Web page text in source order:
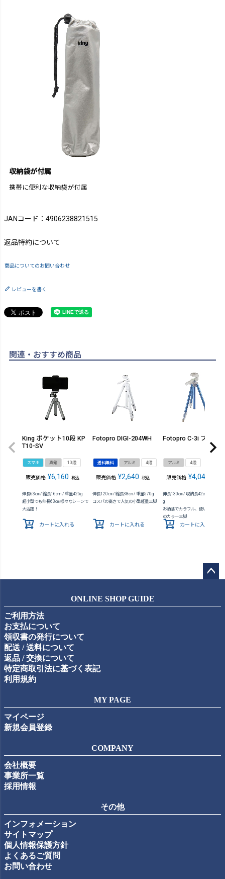
収納袋が付属
携帯に便利な収納袋が付属
JANコード：4906238821515
返品特約について
商品についてのお問い合わせ
レビューを書く
関連・おすすめ商品
King ポケット10段 KP
T10-SV
スマホ 真鍮 10段
販売価格 ¥6,160 税込
伸長63㎝ / 縮長16cm / 重量425g
超小型でも伸長63㎝ 様々なシーンで
大活躍！
カートに入れる
Fotopro DIGI-204WH
送料無料 アルミ 4段
販売価格 ¥2,640 税込
伸長120㎝ / 縮長38㎝ / 重量570g
コスパの高さで人気の小型軽量三脚
カートに入れる
Fotopro C-3i ブルー
アルミ 4段
販売価格 ¥4,048
伸長130㎝ / 収納長42cm / 質量
g
お洒落でカラフル、使いやすさ抜
のカラー三脚
カートに入れる
ップ
ONLINE SHOP GUIDE
ご利用方法
お支払について
領収書の発行について
配送 / 送料について
返品 / 交換について
特定商取引法に基づく表記
利用規約
MY PAGE
マイページ
新規会員登録
COMPANY
会社概要
事業所一覧
採用情報
その他
インフォメーション
サイトマップ
個人情報保護方針
よくあるご質問
お問い合わせ